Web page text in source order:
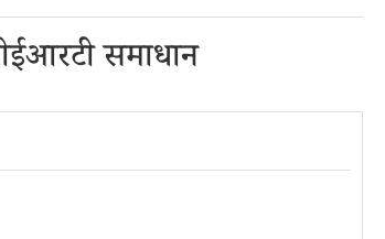
समाधान